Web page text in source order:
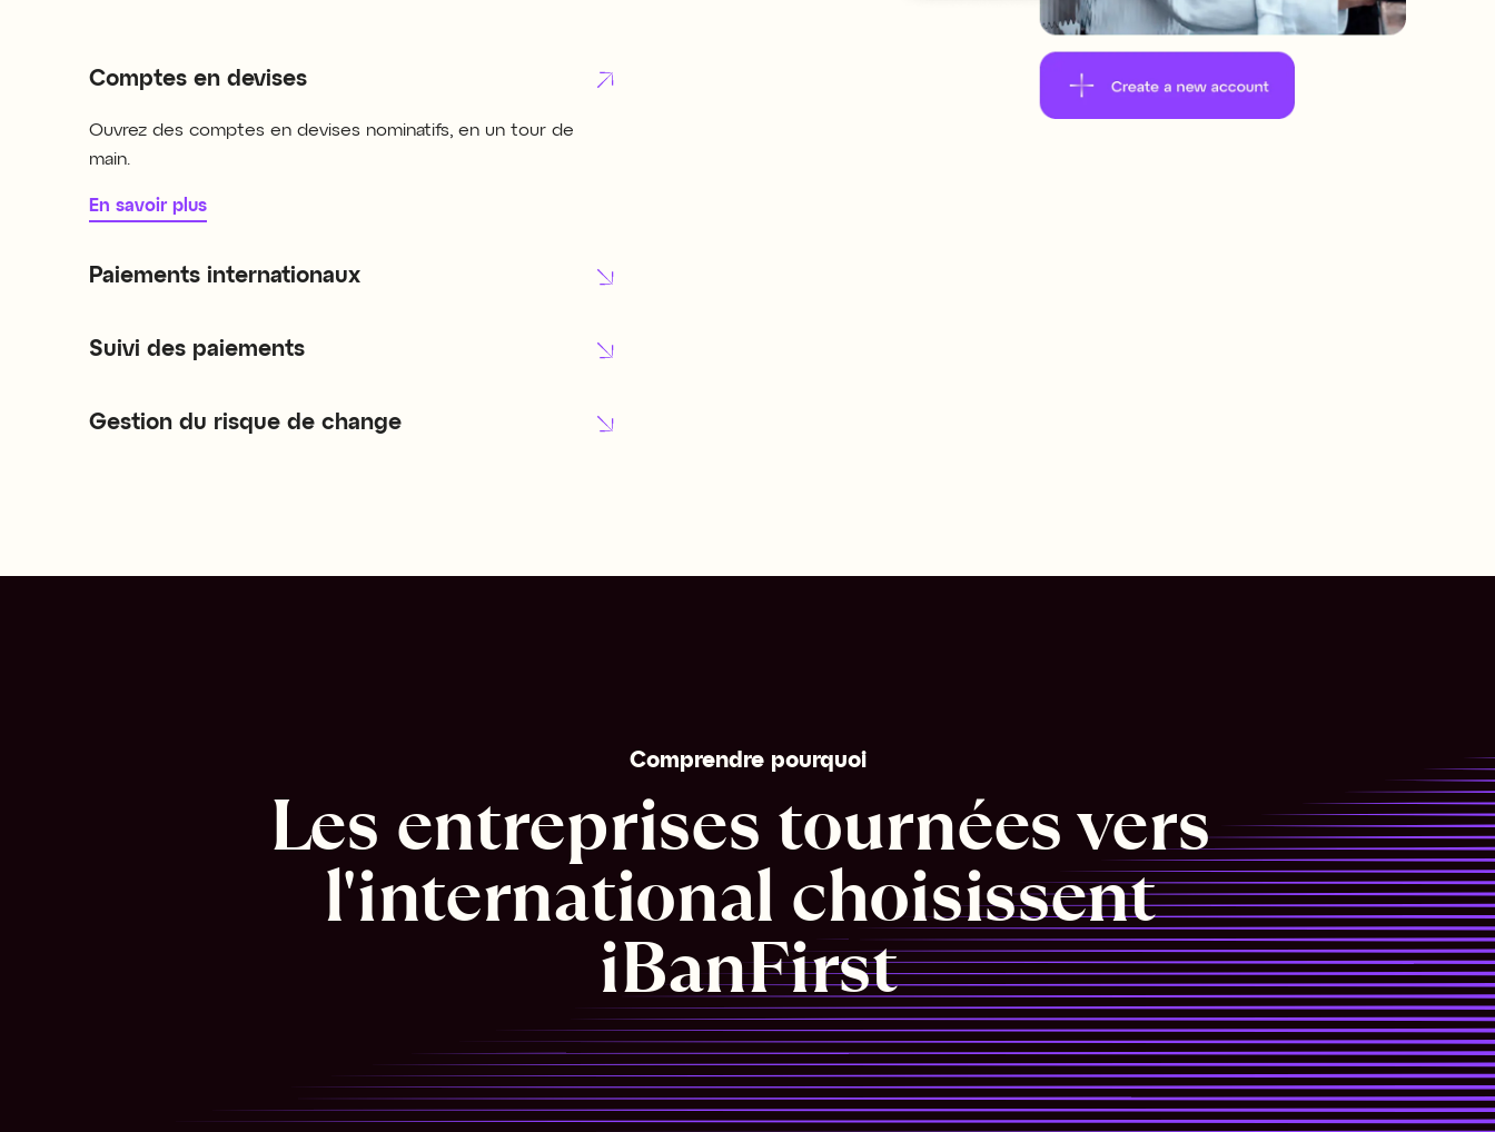
Comptes en devises
Ouvrez des comptes en devises nominatifs, en un tour de
main.
En savoir plus
Paiements internationaux
Suivi des paiements
Gestion du risque de change
Comprendre pourquoi
Les entreprises tournées vers
l'international choisissent
iBanFirst